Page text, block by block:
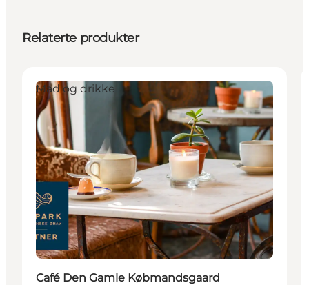
Relaterte produkter
Mad og drikke
Café Den Gamle Købmandsgaard